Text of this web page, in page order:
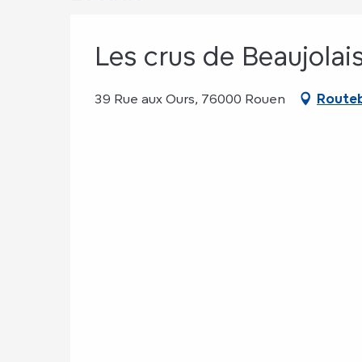
Les crus de
39 Rue aux Ours, 76000 Rouen